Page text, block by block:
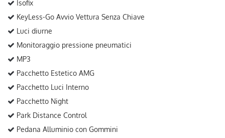
Isofix
KeyLess-Go Avvio Vettura Senza Chiave
Luci diurne
Monitoraggio pressione pneumatici
MP3
Pacchetto Estetico AMG
Pacchetto Luci Interno
Pacchetto Night
Park Distance Control
Pedana Alluminio con Gommini